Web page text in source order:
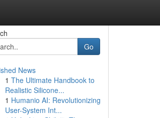
Go
News
1 The Ultimate Handbook to
Realistic Silicone...
1 Humanio AI: Revolutionizing
User-System Int...